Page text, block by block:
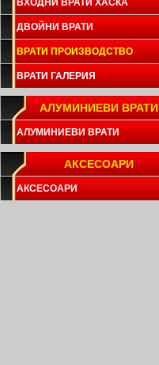
ВХОДНИ ВРАТИ ХАСКА
ДВОЙНИ ВРАТИ
ВРАТИ ПРОИЗВОДСТВО
ВРАТИ ГАЛЕРИЯ
АЛУМИНИЕВИ ВРАТИ
АЛУМИНИЕВИ ВРАТИ
АКСЕСОАРИ
АКСЕСОАРИ